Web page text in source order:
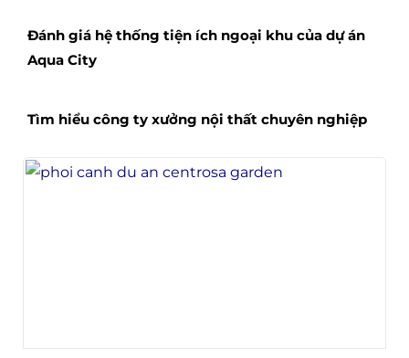
Đánh giá hệ thống tiện ích ngoại khu của dự án
Aqua City
Tìm hiểu công ty xưởng nội thất chuyên nghiệp